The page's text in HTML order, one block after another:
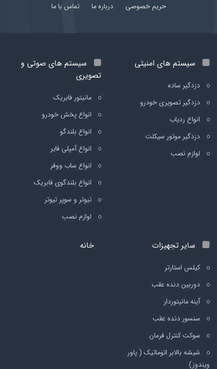
حریم خصوصی درباره ما تماس با ما
سیستم های امنیتی
دزدگیر ساده
دزدگیر تصویری خودرو
انواع ردیاب
دزدگیر موتور سیکلت
لوازم نصب
سیستم های صوتی و
تصویری
مانیتور فابریک
انواع پخش خودرو
انواع بلندگو
انواع آمپلی فایر
انواع ساب ووفر
انواع بلندگوی فابریک
تیوتر و سوپر تیوتر
لوازم نصب
سایر تجهیزات
کیلس استارتر
دوربین دنده عقب
آینه مانیتوردار
سنسور دنده عقب
سوکت کنترل فرمان
شیشه بالابر اتوماتیک ( پاور
ویندوز)
خانه